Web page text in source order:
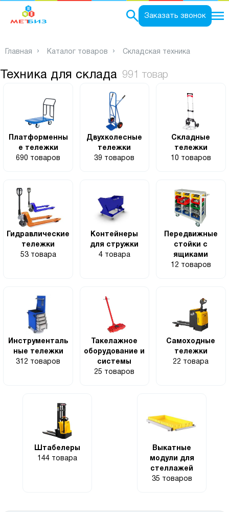
Заказать звонок
Главная Каталог товаров Складская техника
Техника для склада 991 товар
Платформенны
е тележки
690 товаров
Двухколесные
тележки
39 товаров
Складные
тележки
10 товаров
Гидравлические
тележки
53 товара
Контейнеры
для стружки
4 товара
Передвижные
стойки с
ящиками
12 товаров
Инструменталь
ные тележки
312 товаров
Такелажное
оборудование и
системы
25 товаров
Самоходные
тележки
22 товара
Штабелеры
144 товара
Выкатные
модули для
стеллажей
35 товаров